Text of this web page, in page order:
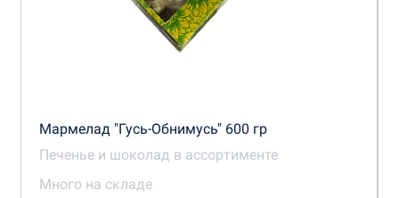
Мармелад "Гусь-Обнимусь" 600 гр
Печенье и шоколад в ассортименте
Много на складе